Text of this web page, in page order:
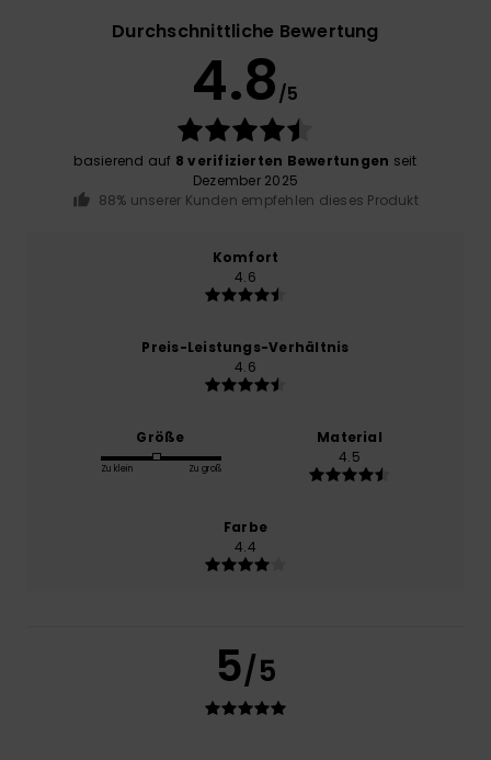
Durchschnittliche Bewertung
4.8/5
basierend auf 8 verifizierten Bewertungen seit
Dezember 2025
88% unserer Kunden empfehlen dieses Produkt
Komfort
4.6
Preis-Leistungs-Verhältnis
4.6
Größe
Zu klein Zu groß
Material
4.5
Farbe
4.4
5/5